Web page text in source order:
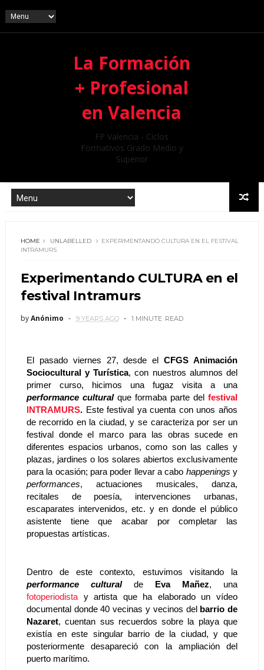
La Formación
+ Profesional
en Valencia
FP Valencia - Ciclos
Formativos Grado Medio y
Superior
HOME UNLABELLED
EXPERIMENTANDO CULTURA EN EL FESTIVAL
INTRAMURS
Experimentando CULTURA en el
festival Intramurs
byAnónimo 9 YEARS AGO 1 MINUTE READ
El pasado viernes 27, desde el CFGS Animación
Sociocultural y Turística, con nuestros alumnos del
performance cultural que formaba parte del festival
INTRAMURS. Este festival ya cuenta con unos años
de recorrido en la ciudad, y se caracteriza por ser un
festival donde el marco para las obras sucede en
diferentes espacios urbanos, como son las calles y
plazas, jardines o los solares abiertos exclusivamente
para la ocasión; para poder llevar a cabo happenings
performances, actuaciones musicales, danza,
recitales de poesía, intervenciones urbanas,
escaparates intervenidos, etc. y en donde el público
asistente tiene que acabar por completar las
propuestas artísticas.
performance cultural de Eva Mañez
fotoperiodista y artista que ha elaborado un vídeo
documental donde 40 vecinas y vecinos del
barrio de
Nazaret, cuentan sus recuerdos sobre la playa que
existía en este singular barrio de la ciudad, y que
posteriormente desapareció con la ampliación del
puerto marítimo.